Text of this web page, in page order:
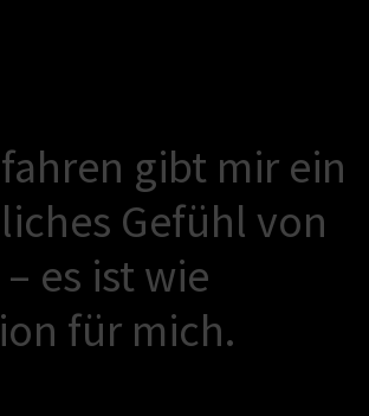
fahren gibt mir ein
liches Gefühl von
– es ist wie
ion für mich.